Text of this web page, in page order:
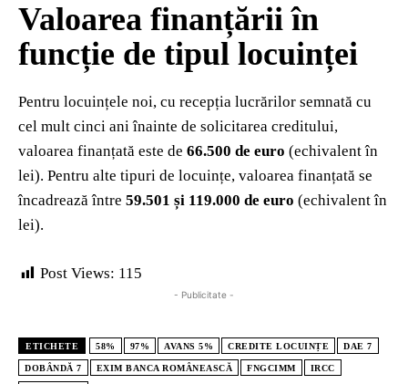
Valoarea finanțării în
funcție de tipul locuinței
Pentru locuințele noi, cu recepția lucrărilor semnată cu
cel mult cinci ani înainte de solicitarea creditului,
valoarea finanțată este de 66.500 de euro (echivalent în
lei). Pentru alte tipuri de locuințe, valoarea finanțată se
încadrează între 59.501 și 119.000 de euro (echivalent în
lei).
Post Views: 115
- Publicitate -
ETICHETE 58% 97% AVANS 5% CREDITE LOCUINȚE DAE 7
DOBÂNDĂ 7 EXIM BANCA ROMÂNEASCĂ FNGCIMM IRCC